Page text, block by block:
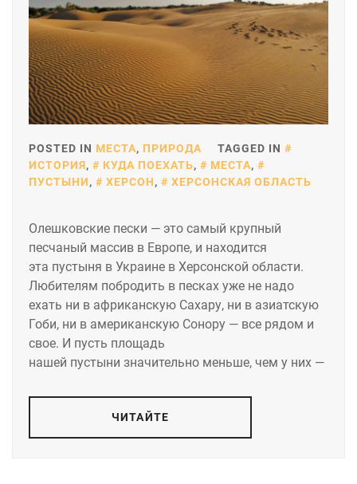
POSTED IN МЕСТА, ПРИРОДА
TAGGED IN
ИСТОРИЯ, КУДА ПОЕХАТЬ, МЕСТА,
ПУСТЫНИ, ХЕРСОН, ХЕРСОНСКАЯ ОБЛАСТЬ
Олешковские пески — это самый крупный
песчаный массив в Европе, и находится
эта пустыня в Украине в Херсонской области.
Любителям побродить в песках уже не надо
ехать ни в африканскую Сахару, ни в азиатскую
Гоби, ни в американскую Сонору — все рядом и
свое. И пусть площадь
нашей пустыни значительно меньше, чем у них —
ЧИТАЙТЕ